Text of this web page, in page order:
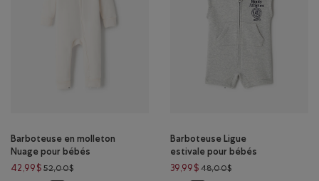
Barboteuse en molleton
Nuage pour bébés
42,99$ 52,00$Prix réduit de 52,00$ à 42,99$
Barboteuse Ligue
estivale pour bébés
39,99$ 48,00$Prix réduit de 48,00$